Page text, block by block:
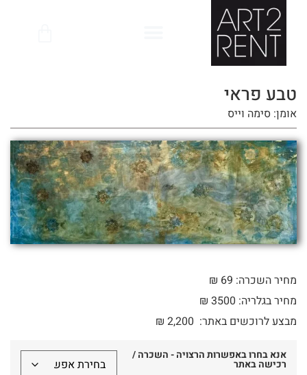
טבע פראי
אומן: סימה וייס
מחיר השכרה: 69 ₪
מחיר בגלריה: 3500 ₪
מבצע לרוכשים באתר:
₪ 2,200
אנא בחרו באפשרות הרצויה - השכרה /
רכישה באתר